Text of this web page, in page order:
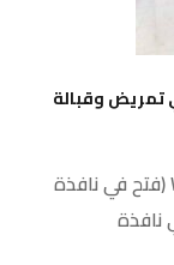
تمريض وقبالة
شارك على :انقر للمشاركة على WhatsApp (فتح في نافذة
نافذة